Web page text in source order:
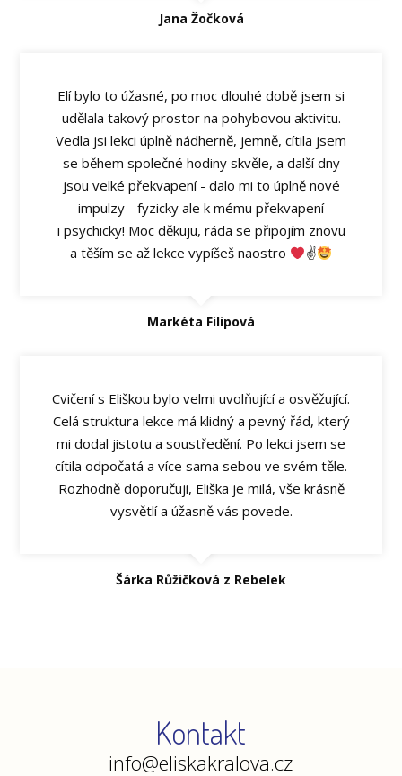
Jana Žočková
Elí bylo to úžasné, po moc dlouhé době jsem si
udělala takový prostor na pohybovou aktivitu.
Vedla jsi lekci úplně nádherně, jemně, cítila jsem
se během společné hodiny skvěle, a další dny
jsou velké překvapení - dalo mi to úplně nové
impulzy - fyzicky ale k mému překvapení
i psychicky! Moc děkuju, ráda se připojím znovu
a těším se až lekce vypíšeš naostro
✌
Markéta Filipová
Cvičení s Eliškou bylo velmi uvolňující a osvěžující.
Celá struktura lekce má klidný a pevný řád, který
mi dodal jistotu a soustředění. Po lekci jsem se
cítila odpočatá a více sama sebou ve svém těle.
Rozhodně doporučuji, Eliška je milá, vše krásně
vysvětlí a úžasně vás povede.
Šárka Růžičková z Rebelek
Kontakt
info@eliskakralova.cz